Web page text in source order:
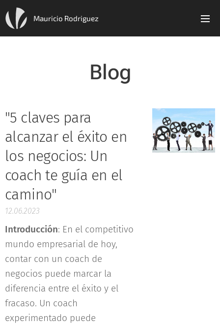
Mauricio Rodriguez
Blog
"5 claves para
alcanzar el éxito en
los negocios: Un
coach te guía en el
camino"
12.06.2023
Introducción: En el competitivo
mundo empresarial de hoy,
contar con un coach de
negocios puede marcar la
diferencia entre el éxito y el
fracaso. Un coach
experimentado puede